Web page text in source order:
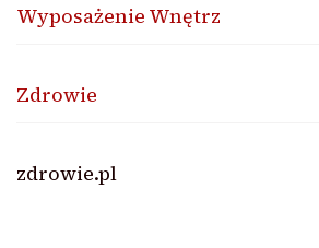
Wyposażenie Wnętrz
Zdrowie
zdrowie.pl